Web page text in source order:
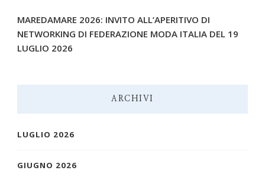
MAREDAMARE 2026: INVITO ALL’APERITIVO DI
NETWORKING DI FEDERAZIONE MODA ITALIA DEL 19
LUGLIO 2026
ARCHIVI
LUGLIO 2026
GIUGNO 2026